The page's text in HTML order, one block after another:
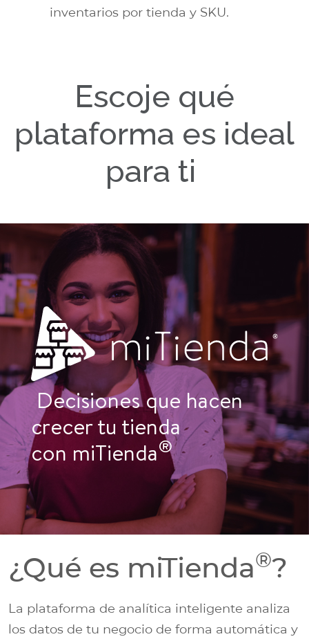
inventarios por tienda y SKU.
Escoje qué
plataforma es ideal
para ti
Decisiones que hacen
crecer tu tienda
con miTienda®
¿Qué es miTienda®?
La plataforma de analítica inteligente analiza
los datos de tu negocio de forma automática y